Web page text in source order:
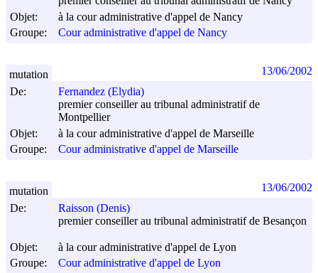
Objet:
à la cour administrative d'appel de Nancy
Groupe:
Cour administrative d'appel de Nancy
De:
Fernandez (Elydia)
premier conseiller au tribunal administratif de
Montpellier
Objet:
à la cour administrative d'appel de Marseille
Groupe:
Cour administrative d'appel de Marseille
mutation 13/06/2002
De:
Raisson (Denis)
premier conseiller au tribunal administratif de Besançon
Objet:
à la cour administrative d'appel de Lyon
Groupe:
Cour administrative d'appel de Lyon
mutation 13/06/2002